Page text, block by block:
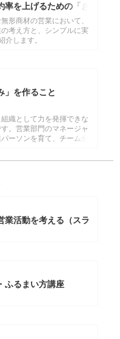
を上げるための「き
形商材の営業において、
考え方と、シンプルに実
介します。
」を作ること
織として力を発揮できな
。営業部門のマネージャ
ーソンを育て、チーム全
業活動を考える（スラ
ふるまい方講座